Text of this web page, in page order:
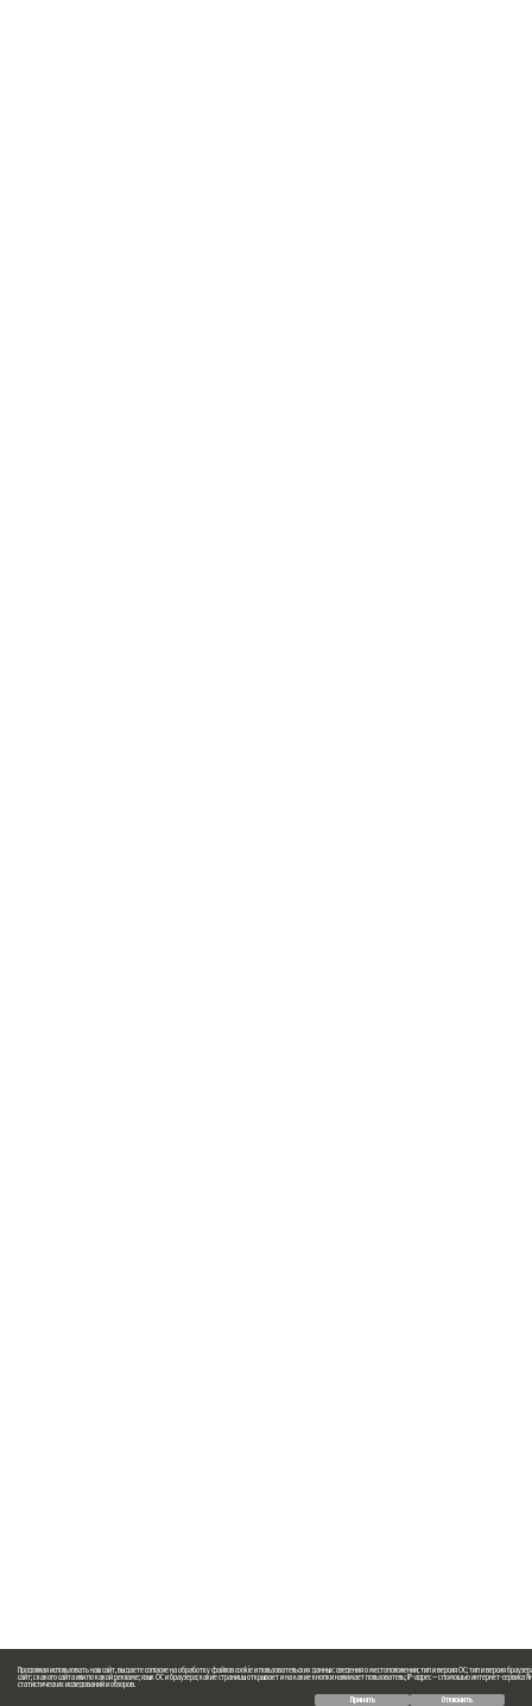
Продолжая использовать наш сайт, вы даете согласие на обработку файлов cookie и пользовательских данных: сведения о местоположении; тип и версия ОС; тип и версия
сайт; с какого сайта или по какой рекламе; язык ОС и браузера; какие страницы открывает и на какие кнопки нажимает пользователь; IP-адрес — с помощью интернет-
статистических исследований и обзоров.
Принять
Отклонить